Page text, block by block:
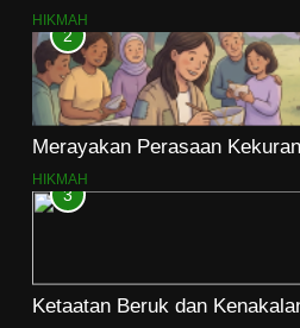
HIKMAH
2
Merayakan Perasaan
HIKMAH
3
Ketaatan Beruk dan